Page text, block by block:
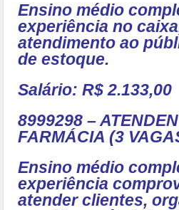
Ensino médio
experiência no
atendimento ao
de estoque.
Salário: R$ 2.133,00
8999298 –
FARMÁCIA (3
Ensino médio
experiência
atender clientes,